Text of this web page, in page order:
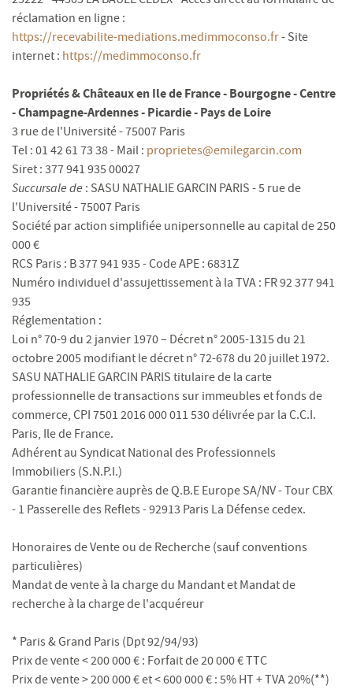
réclamation en ligne :
https://recevabilite-mediations.medimmoconso.fr- Site
internet : https://medimmoconso.fr
Propriétés & Châteaux en Ile de France - Bourgogne - Centre
- Champagne-Ardennes - Picardie - Pays de Loire
3 rue de l'Université - 75007 Paris
Tel : 01 42 61 73 38 - Mail : proprietes@emilegarcin.com
Siret : 377 941 935 00027
Succursale de : SASU NATHALIE GARCIN PARIS - 5 rue de
l'Université - 75007 Paris
Société par action simplifiée unipersonnelle au capital de 250
000 €
RCS Paris : B 377 941 935 - Code APE : 6831Z
Numéro individuel d'assujettissement à la TVA : FR 92 377 941
935
Réglementation :
Loi n° 70-9 du 2 janvier 1970 – Décret n° 2005-1315 du 21
octobre 2005 modifiant le décret n° 72-678 du 20 juillet 1972.
SASU NATHALIE GARCIN PARIS titulaire de la carte
professionnelle de transactions sur immeubles et fonds de
commerce, CPI 7501 2016 000 011 530 délivrée par la C.C.I.
Paris, Ile de France.
Adhérent au Syndicat National des Professionnels
Immobiliers (S.N.P.I.)
Garantie financière auprès de Q.B.E Europe SA/NV - Tour CBX
- 1 Passerelle des Reflets - 92913 Paris La Défense cedex.
Honoraires de Vente ou de Recherche (sauf conventions
particulières)
Mandat de vente à la charge du Mandant et Mandat de
recherche à la charge de l'acquéreur
* Paris & Grand Paris (Dpt 92/94/93)
Prix de vente < 200 000 € : Forfait de 20 000 € TTC
Prix de vente > 200 000 € et < 600 000 € : 5% HT + TVA 20%(**)